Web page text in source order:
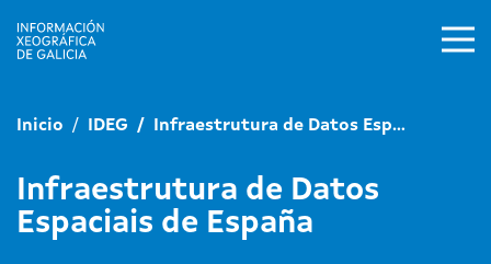
Inicio IDEG Infraestrutura de Datos Esp...
Infraestrutura de Datos
Espaciais de España